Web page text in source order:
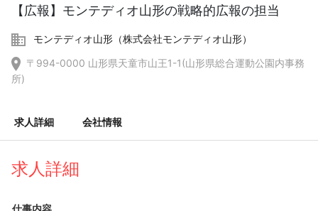
【広報】モンテディオ山形の戦略的広報の担当
モンテディオ山形（株式会社モンテディオ山形）
〒994-0000 山形県天童市山王1-1(山形県総合運動公園内事務
所)
求人詳細 会社情報
求人詳細